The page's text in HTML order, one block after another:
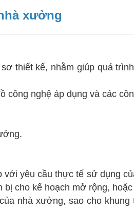
xưởng
kế, nhằm giúp quá
công nghệ áp dụng và các
yêu cầu thực tế sử dụng
cho kế hoạch mở rộng,
nhà xưởng, sao cho khung